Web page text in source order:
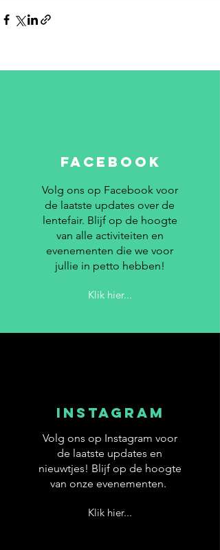
FACEBOOK
Volg ons op Facebook voor
de laatste updates over de
lentefair. Blijf op de hoogte
van alle activiteiten en
evenementen die we voor
jullie in petto hebben!
Klik hier...
INSTAGRAM
Volg ons op Instagram voor
de laatste updates en
nieuwtjes! Blijf op de hoogte
van onze evenementen.
Klik hier...